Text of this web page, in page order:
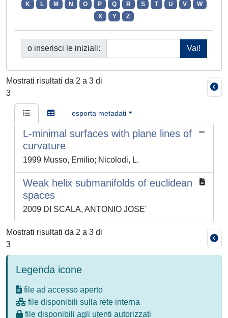
K
L M N O P Q R S T U V
W
X
Y Z
o inserisci le iniziali:
Mostrati risultati da 2 a 3 di
3
esporta metadati
L-minimal surfaces with plane lines of
curvature
1999 Musso, Emilio; Nicolodi, L.
Weak helix submanifolds of euclidean
spaces
2009 DI SCALA, ANTONIO JOSE'
Mostrati risultati da 2 a 3 di
3
Legenda icone
file ad accesso aperto
file disponibili sulla rete interna
file disponibili agli utenti autorizzati